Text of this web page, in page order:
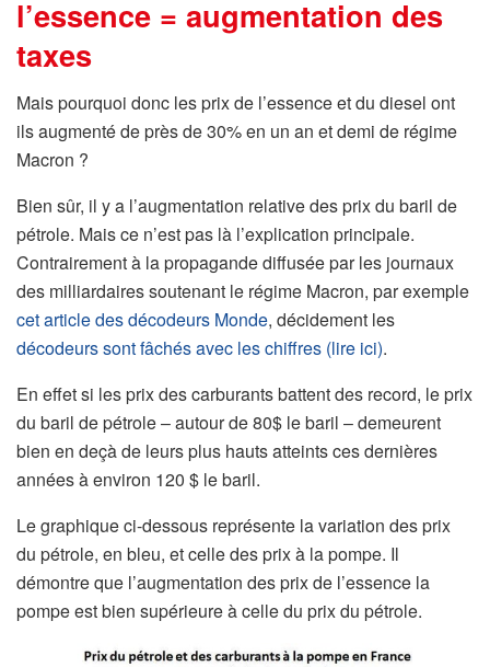
l’essence = augmentation des
taxes
Mais pourquoi donc les prix de l’essence et du diesel ont
ils augmenté de près de 30% en un an et demi de régime
Macron ?
Bien sûr, il y a l’augmentation relative des prix du baril de
pétrole. Mais ce n’est pas là l’explication principale.
Contrairement à la propagande diffusée par les journaux
des milliardaires soutenant le régime Macron, par exemple
cet article des décodeurs Monde, décidement les
décodeurs sont fâchés avec les chiffres (lire ici).
En effet si les prix des carburants battent des record, le prix
du baril de pétrole – autour de 80$ le baril – demeurent
bien en deçà de leurs plus hauts atteints ces dernières
années à environ 120 $ le baril.
Le graphique ci-dessous représente la variation des prix
du pétrole, en bleu, et celle des prix à la pompe. Il
démontre que l’augmentation des prix de l’essence la
pompe est bien supérieure à celle du prix du pétrole.